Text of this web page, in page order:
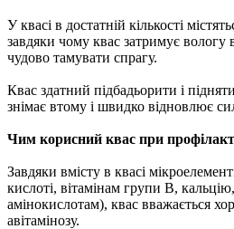
У квасі в достатній кількості
завдяки чому квас затримує вологу
чудово тамувати спрагу.
Квас здатний підбадьорити і
знімає втому і швидко відновлює
Чим корисний квас при
Завдяки вмісту в квасі
кислоті, вітамінам групи В,
амінокислотам), квас вважається
авітамінозу.